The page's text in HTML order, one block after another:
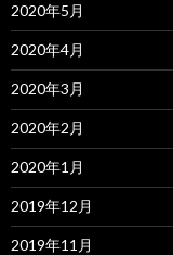
2020年5月
2020年4月
2020年3月
2020年2月
2020年1月
2019年12月
2019年11月